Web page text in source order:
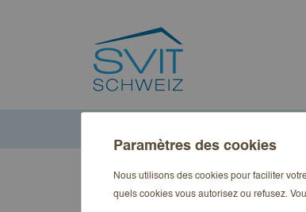
Paramètres des cookies
Nous utilisons des cookies pour faciliter
quels cookies vous autorisez ou refusez.